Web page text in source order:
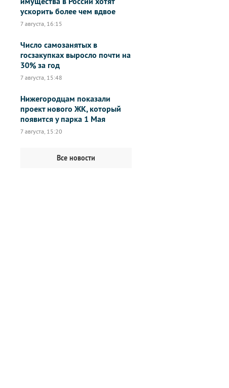
ускорить более чем вдвое
7 августа, 16:15
Число самозанятых в
госзакупках выросло почти на
30% за год
7 августа, 15:48
Нижегородцам показали
проект нового ЖК, который
появится у парка 1 Мая
7 августа, 15:20
Все новости